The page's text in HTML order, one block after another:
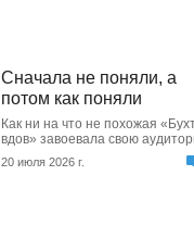
Сначала не поняли, а
потом как поняли
Как ни на что не похожая
вдов» завоевала свою
20 июля 2026 г.